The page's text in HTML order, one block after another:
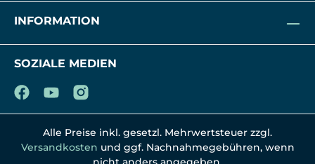
INFORMATION
SOZIALE MEDIEN
Alle Preise inkl. gesetzl. Mehrwertsteuer zzgl.
Versandkosten und ggf. Nachnahmegebühren, wenn